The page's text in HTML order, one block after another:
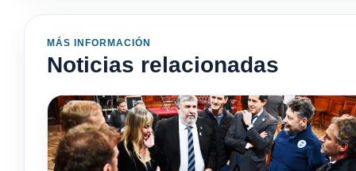
MÁS INFORMACIÓN
Noticias relacionadas